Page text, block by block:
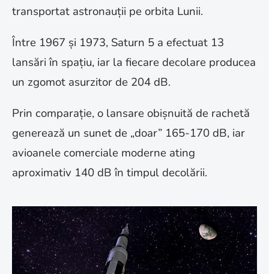
transportat astronauții pe orbita Lunii.
Între 1967 și 1973, Saturn 5 a efectuat 13
lansări în spațiu, iar la fiecare decolare producea
un zgomot asurzitor de 204 dB.
Prin comparație, o lansare obișnuită de rachetă
generează un sunet de „doar” 165-170 dB, iar
avioanele comerciale moderne ating
aproximativ 140 dB în timpul decolării.